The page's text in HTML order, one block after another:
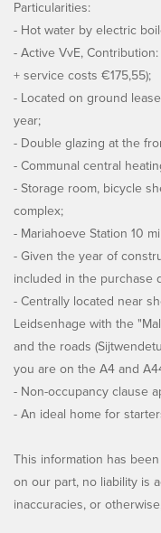
Particularities:
- Hot water by electric
- Active VvE,
+ service costs €175,55);
- Located on ground
year;
- Double glazing at the
- Communal central
- Storage room, bicycle
complex;
- Mariahoeve Station 10
- Given the year of
included in the purchase
- Centrally located near
Leidsenhage with the
and the roads
you are on the A4 and
- Non-occupancy clause
- An ideal home for
This information has
on our part, no liability is
inaccuracies, or